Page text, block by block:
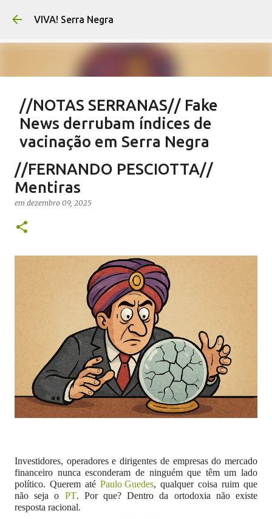
Pular para o conteúdo principal
VIVA! Serra Negra
//NOTAS SERRANAS// Fake
News derrubam índices de
vacinação em Serra Negra
VACINAÇÃO SERRA NEGRA
//FERNANDO PESCIOTTA//
Mentiras
em dezembro 09, 2025
Investidores, operadores e dirigentes de empresas do mercado
financeiro nunca esconderam de ninguém que têm um lado
político. Querem até Paulo Guedes, qualquer coisa ruim que
não seja o PT. Por que? Dentro da ortodoxia não existe
resposta racional.